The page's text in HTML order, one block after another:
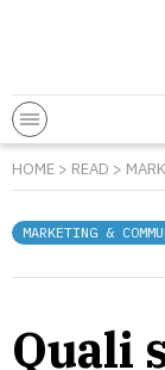
HOME > READ >
MARKETING &
Quali